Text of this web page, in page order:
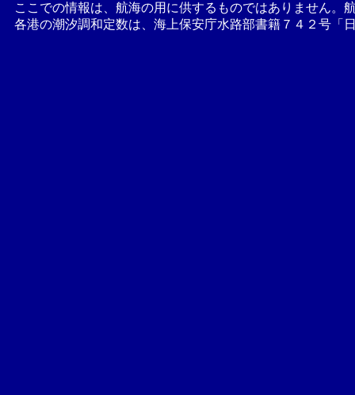
ここでの情報は、航海の用に供するものではありません。
各港の潮汐調和定数は、海上保安庁水路部書籍７４２号「